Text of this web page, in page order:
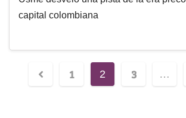
capital colombiana
1 2 3 …